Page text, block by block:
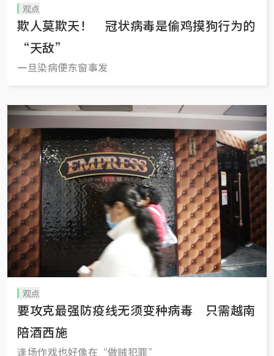
观点
欺人莫欺天！ 冠状病毒是偷鸡摸狗行为的
“天敌”
一旦染病便东窗事发
观点
要攻克最强防疫线无须变种病毒 只需越南
陪酒西施
逢场作戏也好像在“做贼犯罪”